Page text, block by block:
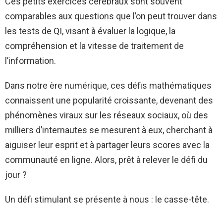
comparables aux questions que l’on peut trouver dans
les tests de QI, visant à évaluer la logique, la
compréhension et la vitesse de traitement de
l’information.
Dans notre ère numérique, ces défis mathématiques
connaissent une popularité croissante, devenant des
phénomènes viraux sur les réseaux sociaux, où des
milliers d’internautes se mesurent à eux, cherchant à
aiguiser leur esprit et à partager leurs scores avec la
communauté en ligne. Alors, prêt à relever le défi du
jour ?
Un défi stimulant se présente à nous : le casse-tête.